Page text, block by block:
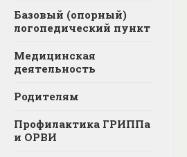
Базовый (опорный)
логопедический пункт
Медицинская
деятельность
Родителям
Профилактика ГРИППа
и ОРВИ